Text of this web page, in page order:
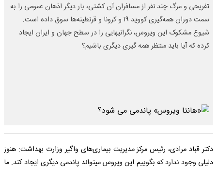
تفریحی و مرگ چند نفر از مسافران آن کشتی، بار دیگر اذهان عمومی را به
سمت دوران همه‌گیری کووید ۱۹ و کرونا و قرنطینه‌ها سوق داده است.
شیوع مشکوک این ویروس، نگرانی‎هایی را در سطح جهان و ایران ایجاد
کرده که آیا باید منتظر همه‎ گیری دیگری باشیم؟
دکتر قباد مرادی، رئیس مرکز مدیریت بیماری‌های واگیر وزارت بهداشت: هنوز
دلیلی وجود ندارد که بگوییم این ویروس می‎تواند پاندمی دیگری ایجاد کند. ما